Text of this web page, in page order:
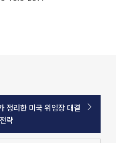
정리한 미국 위임장 대결
략